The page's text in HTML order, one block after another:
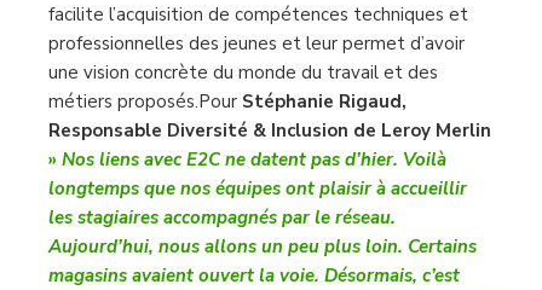
facilite l’acquisition de compétences techniques et
professionnelles des jeunes et leur permet d’avoir
une vision concrète du monde du travail et des
métiers proposés.Pour Stéphanie Rigaud,
Responsable Diversité & Inclusion de Leroy Merlin
» Nos liens avec E2C ne datent pas d’hier. Voilà
longtemps que nos équipes ont plaisir à accueillir
les stagiaires accompagnés par le réseau.
Aujourd’hui, nous allons un peu plus loin. Certains
magasins avaient ouvert la voie. Désormais, c’est